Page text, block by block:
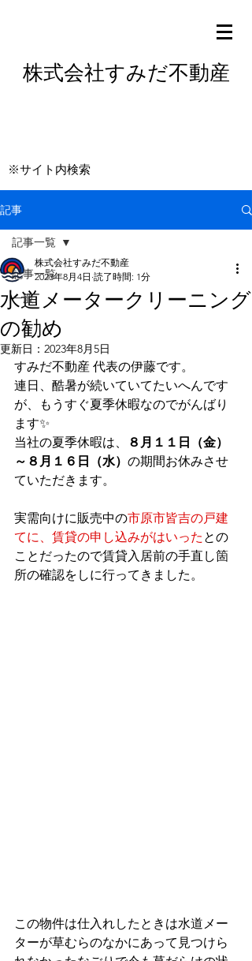
株式会社すみだ不動産
※サイト内検索
記事
記事一覧
一般
記事一覧
水道メータークリーニング
の勧め
株式会社すみだ不動産
2023年8月4日 読了時間: 1分
更新日： 2023年8月5日
すみだ不動産 代表の伊藤です。
連日、酷暑が続いていてたいへんです
が、もうすぐ夏季休暇なのでがんばり
ます✨
当社の夏季休暇は、
８月１１日（金）
～８月１６日（水） の期間お休みさせ
ていただきます。
実需向けに販売中の市原市皆吉の戸建
てに、賃貸の申し込みがはいった との
ことだったので賃貸入居前の手直し箇
所の確認をしに行ってきました。
この物件は仕入れしたときは水道メー
ターが草むらのなかにあって見つけら